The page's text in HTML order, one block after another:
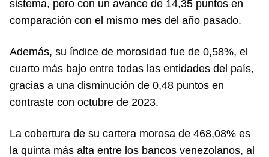
sistema, pero con un avance de 14,35 puntos en
comparación con el mismo mes del año pasado.
Además, su índice de morosidad fue de 0,58%, el
cuarto más bajo entre todas las entidades del país,
gracias a una disminución de 0,48 puntos en
contraste con octubre de 2023.
La cobertura de su cartera morosa de 468,08% es
la quinta más alta entre los bancos venezolanos, al